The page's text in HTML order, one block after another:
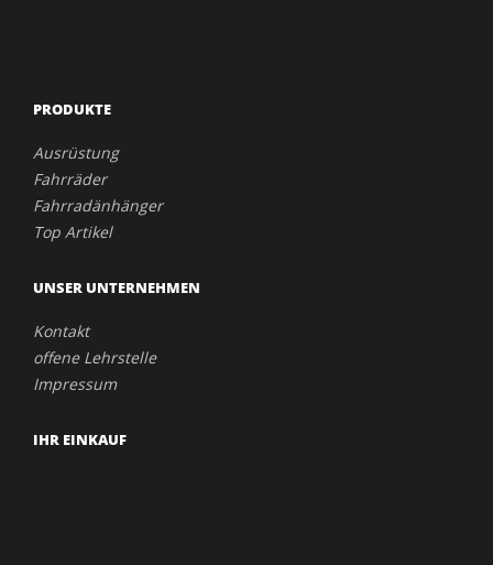
PRODUKTE
Ausrüstung
Fahrräder
Fahrradänhänger
Top Artikel
UNSER UNTERNEHMEN
Kontakt
offene Lehrstelle
Impressum
IHR EINKAUF